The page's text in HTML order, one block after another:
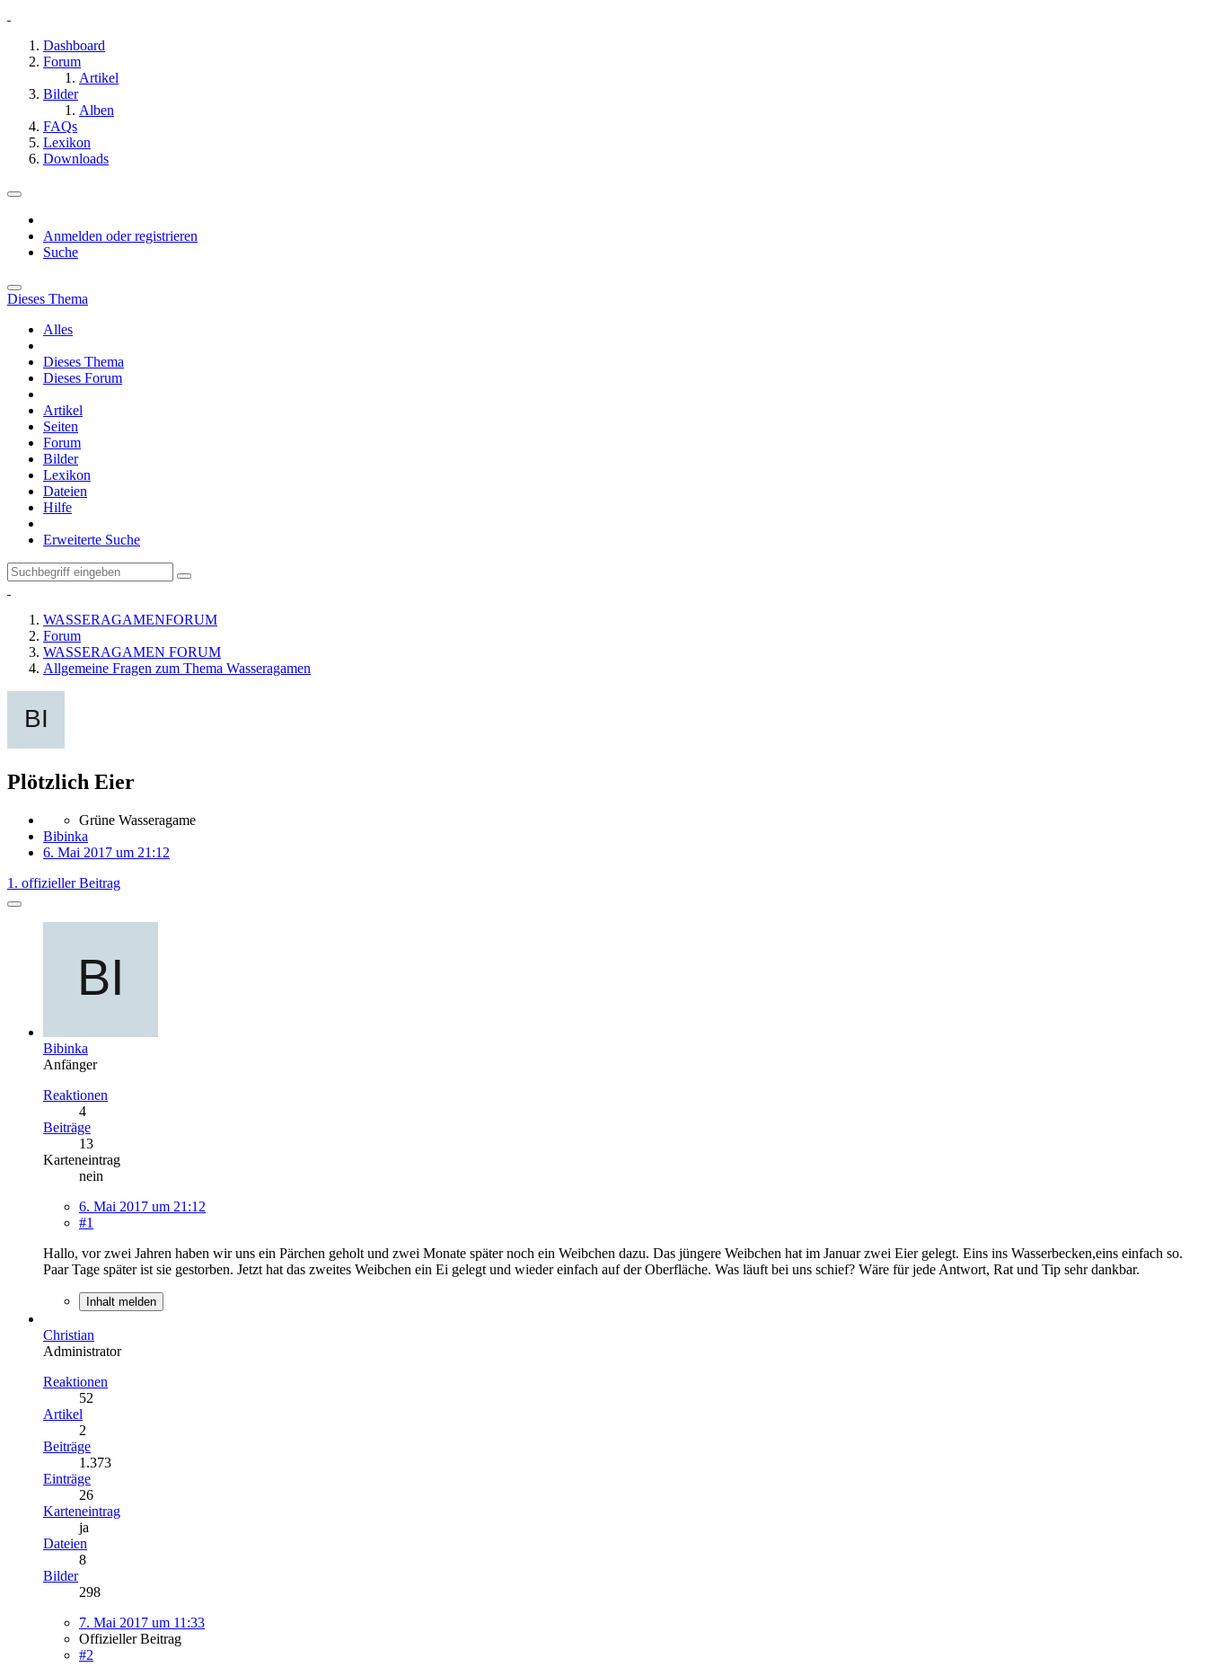
Dashboard
Forum
Artikel
Bilder
Alben
FAQs
Lexikon
Downloads
Anmelden oder registrieren
Suche
Dieses Thema
Alles
Dieses Thema
Dieses Forum
Artikel
Seiten
Forum
Bilder
Lexikon
Dateien
Hilfe
Erweiterte Suche
WASSERAGAMENFORUM
Forum
WASSERAGAMEN FORUM
Allgemeine Fragen zum Thema Wasseragamen
Plötzlich Eier
Grüne Wasseragame
Bibinka
6. Mai 2017 um 21:12
1. offizieller Beitrag
Bibinka
Anfänger
Reaktionen
4
Beiträge
13
Karteneintrag
nein
6. Mai 2017 um 21:12
#1
Hallo, vor zwei Jahren haben wir uns ein Pärchen geholt und zwei Monate später noch ein Weibchen dazu. Das jüngere Weibchen hat im Januar zwei Eier gelegt. Eins ins Wasserbecken,eins einfach so.
Paar Tage später ist sie gestorben. Jetzt hat das zweites Weibchen ein Ei gelegt und wieder einfach auf der Oberfläche. Was läuft bei uns schief? Wäre für jede Antwort, Rat und Tip sehr dankbar.
Inhalt melden
Christian
Administrator
Reaktionen
52
Artikel
2
Beiträge
1.373
Einträge
26
Karteneintrag
ja
Dateien
8
Bilder
298
7. Mai 2017 um 11:33
Offizieller Beitrag
#2